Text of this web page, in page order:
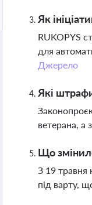
Як
RUKOPYS
для
Джерело
Які
ветерана, а
Що
З 19 травня
під варту,